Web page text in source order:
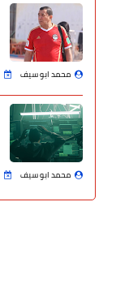
محمد ابو سيف
محمد ابو سيف